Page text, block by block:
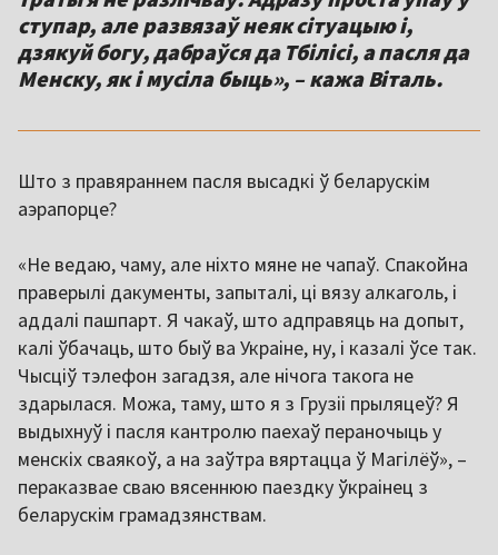
ступар, але развязаў неяк сітуацыю і,
дзякуй богу, дабраўся да Тбілісі, а пасля да
Менску, як і мусіла быць», – кажа Віталь.
Што з правяраннем пасля высадкі ў беларускім
аэрапорце?
«Не ведаю, чаму, але ніхто мяне не чапаў. Спакойна
праверылі дакументы, запыталі, ці вязу алкаголь, і
аддалі пашпарт. Я чакаў, што адправяць на допыт,
калі ўбачаць, што быў ва Украіне, ну, і казалі ўсе так.
Чысціў тэлефон загадзя, але нічога такога не
здарылася. Можа, таму, што я з Грузіі прыляцеў? Я
выдыхнуў і пасля кантролю паехаў пераночыць у
менскіх сваякоў, а на заўтра вяртацца ў Магілёў», –
пераказвае сваю вясеннюю паездку ўкраінец з
беларускім грамадзянствам.